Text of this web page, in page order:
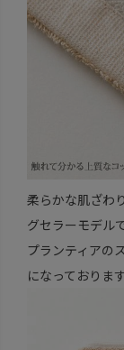
柔らかな肌ざわ
グセラーモデルで
プランティアの
になっております